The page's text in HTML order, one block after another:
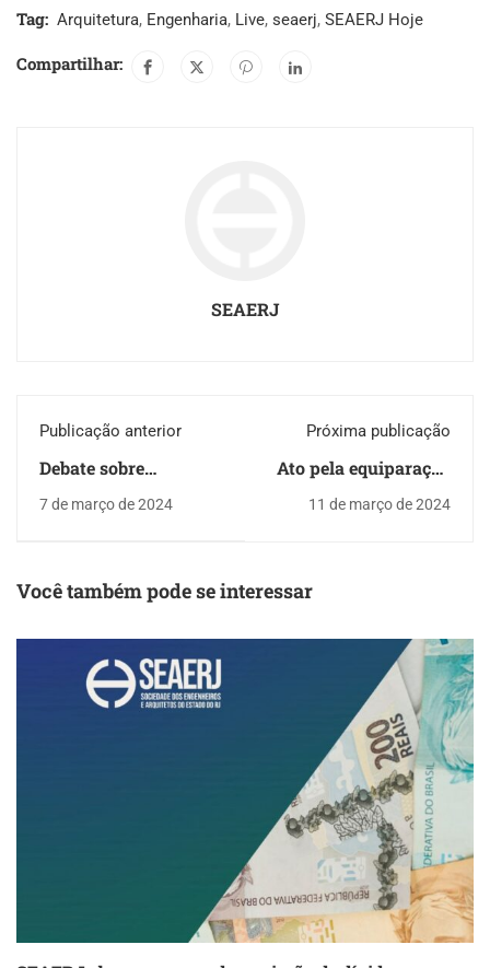
Tag: Arquitetura, Engenharia, Live, seaerj, SEAERJ Hoje
Compartilhar:
SEAERJ
Publicação anterior
Debate sobre
reúne especialistas de
7 de março de 2024
Próxima publicação
Ato pela equiparação
11 de março de 2024
Você também pode se interessar